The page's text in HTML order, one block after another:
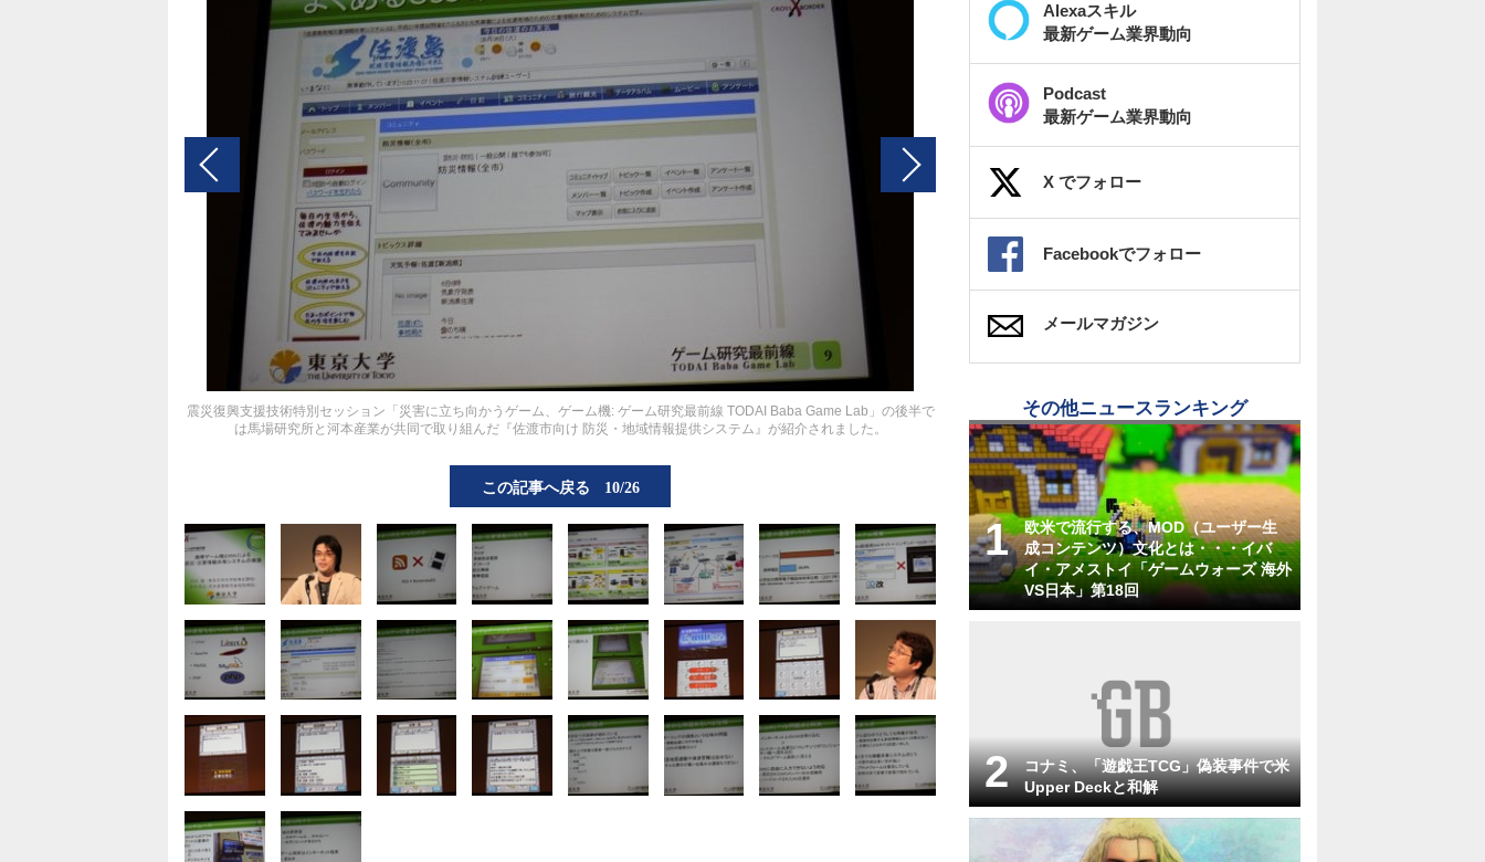
震災復興支援技術特別セッション「災害に立ち向かうゲーム、ゲーム機: ゲーム研究最前線 TODAI Baba Game Lab」の後半で
は馬場研究所と河本産業が共同で取り組んだ『佐渡市向け 防災・地域情報提供システム』が紹介されました。
この記事へ戻る 10/26
Alexaスキル
最新ゲーム業界動向
Podcast
最新ゲーム業界動向
X でフォロー
Facebookでフォロー
メールマガジン
その他ニュースランキング
欧米で流行する、MOD（ユーザー生
成コンテンツ）文化とは・・・イバ
イ・アメストイ「ゲームウォーズ 海外
VS日本」第18回
コナミ、「遊戯王TCG」偽装事件で米
Upper Deckと和解